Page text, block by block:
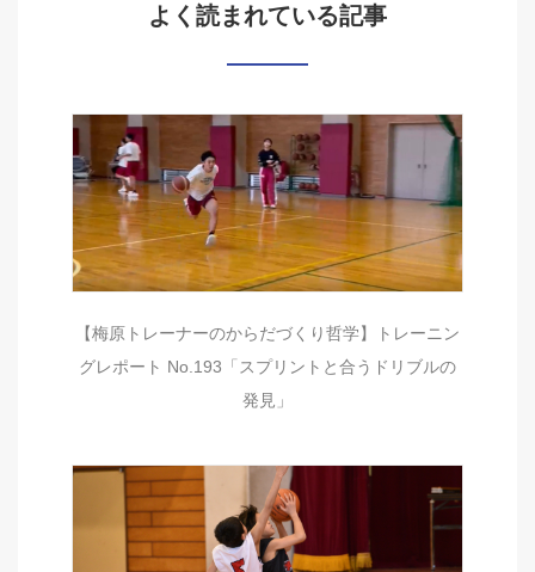
よく読まれている記事
【梅原トレーナーのからだづくり哲学】トレーニン
グレポート No.193「スプリントと合うドリブルの
発見」